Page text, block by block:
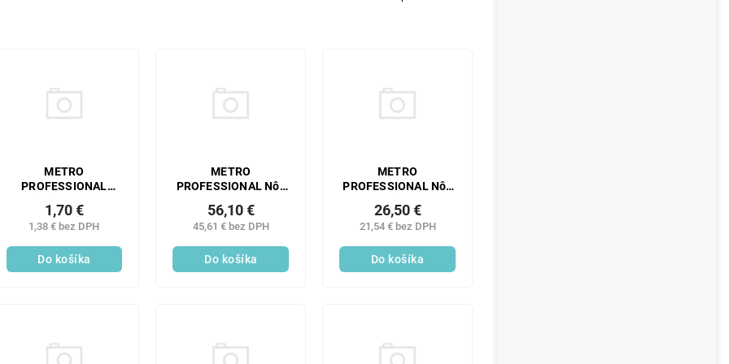
METRO
PROFESSIONAL
BAGUETTE 12 ks
1,38 € bez DPH
1,70 €
Do košíka
METRO
PROFESSIONAL Nôž
45,61 € bez DPH
56,10 €
Do košíka
METRO
PROFESSIONAL Nôž
21,54 € bez DPH
26,50 €
Do košíka